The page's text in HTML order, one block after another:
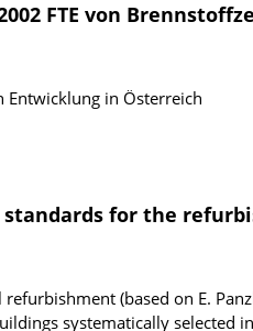
FTE von
Entwicklung in Österreich
for the
(based on E.
systematically selected